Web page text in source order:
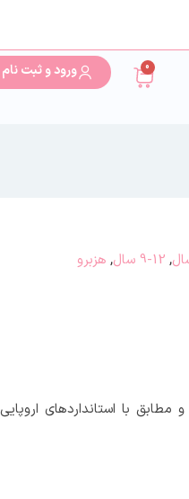
0 ورود و ثبت نام
, 9-12 سال , هزبرو
با استانداردهای اروپایی